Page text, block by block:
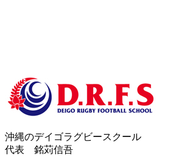
沖縄のデイゴラグビースクール
代表 銘苅信吾